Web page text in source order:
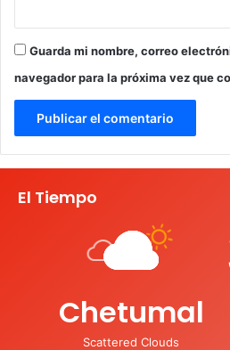
Guarda mi nombre, correo
navegador para la próxima vez que
El Tiempo
Chetumal
Scattered Clouds